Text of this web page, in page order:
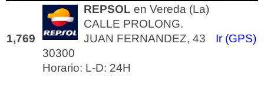
1,769
REPSOL en Vereda (La)
CALLE PROLONG.
JUAN FERNANDEZ, 43
30300
Horario: L-D: 24H
Ir (GPS)